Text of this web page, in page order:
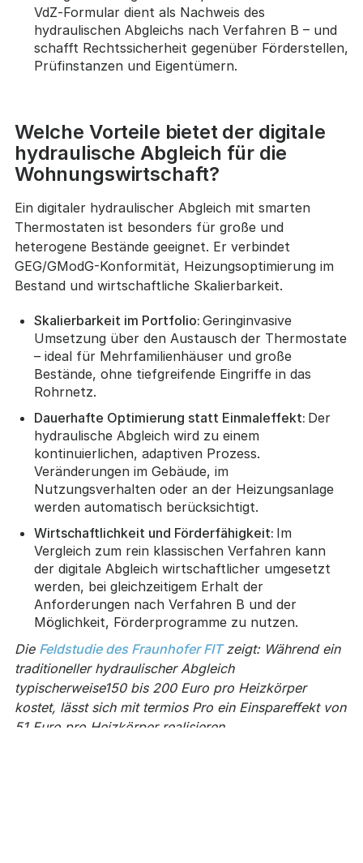
VdZ‑Formular dient als Nachweis des
hydraulischen Abgleichs nach Verfahren B – und
schafft Rechtssicherheit gegenüber Förderstellen,
Prüfinstanzen und Eigentümern.
Welche Vorteile bietet der digitale
hydraulische Abgleich für die
Wohnungswirtschaft?
Ein digitaler hydraulischer Abgleich mit smarten
Thermostaten ist besonders für große und
heterogene Bestände geeignet. Er verbindet
GEG/GModG-Konformität, Heizungsoptimierung im
Bestand und wirtschaftliche Skalierbarkeit.
Skalierbarkeit im Portfolio: Geringinvasive
Umsetzung über den Austausch der Thermostate
– ideal für Mehrfamilienhäuser und große
Bestände, ohne tiefgreifende Eingriffe in das
Rohrnetz.
Dauerhafte Optimierung statt Einmaleffekt: Der
hydraulische Abgleich wird zu einem
kontinuierlichen, adaptiven Prozess.
Veränderungen im Gebäude, im
Nutzungsverhalten oder an der Heizungsanlage
werden automatisch berücksichtigt.
Wirtschaftlichkeit und Förderfähigkeit: Im
Vergleich zum rein klassischen Verfahren kann
der digitale Abgleich wirtschaftlicher umgesetzt
werden, bei gleichzeitigem Erhalt der
Anforderungen nach Verfahren B und der
Möglichkeit, Förderprogramme zu nutzen.
Die Feldstudie des Fraunhofer FITzeigt: Während ein
traditioneller hydraulischer Abgleich
typischerweise150 bis 200 Euro pro Heizkörper
kostet, lässt sich mit termios Pro ein Einspareffekt von
51 Euro pro Heizkörper realisieren.